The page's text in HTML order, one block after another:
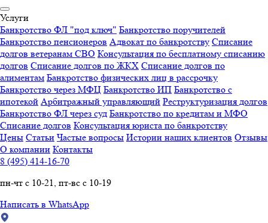
Услуги
Банкротство ФЛ "под ключ" Банкротство поручителей
Банкротство пенсионеров Адвокат по банкротству Списание
долгов ветеранам СВО Консультация по бесплатному списанию
долгов Списание долгов по ЖКХ Списание долгов по
алиментам Банкротство физических лиц в рассрочку
Банкротство через МФЦ Банкротство ИП Банкротство с
ипотекой Арбитражный управляющий Реструктуризация долгов
Банкротство ФЛ через суд Банкротство по кредитам и МФО
Списание долгов Консультация юриста по банкротству
Цены Статьи Частые вопросы Истории наших клиентов Отзывы
О компании Контакты
8 (495) 414-16-70
пн-чт с 10-21, пт-вс с 10-19
Написать в WhatsApp